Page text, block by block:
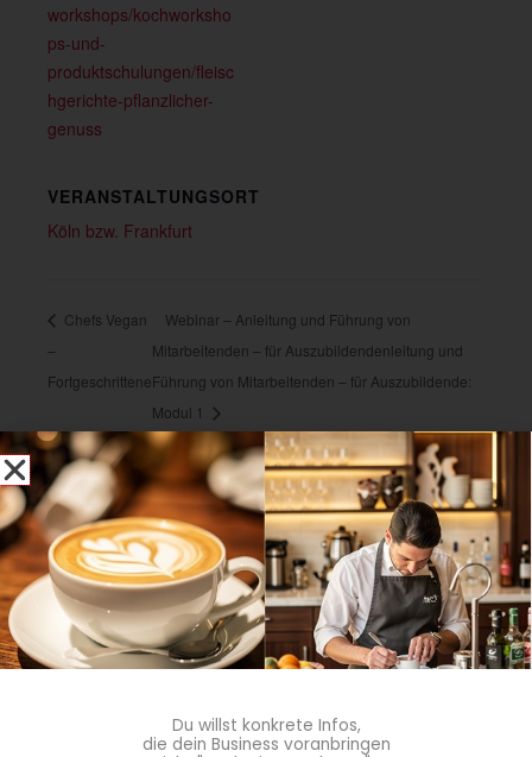
workshops/kochworksho
ps-und-
produktschulungen/fleisc
hgerichte-pflanzlicher-
genuss
VERANSTALTUNGSORT
Köln bzw. Frankfurt
Chefs Vegan
–
Fortgeschrittene
Webinar – Anleitung und Führung von
Mitarbeitenden – für Auszubildendenleitung und
Führung von Mitarbeitenden – für Auszubildende:
Modul 1
Du willst konkrete Infos,
die dein Business voranbringen